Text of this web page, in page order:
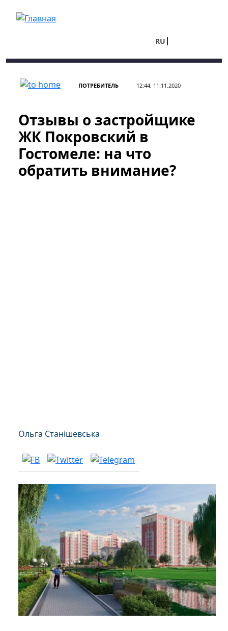
RU
ПОТРЕБИТЕЛЬ 12:44, 11.11.2020
Отзывы о застройщике
ЖК Покровский в
Гостомеле: на что
обратить внимание?
Ольга Станішевська